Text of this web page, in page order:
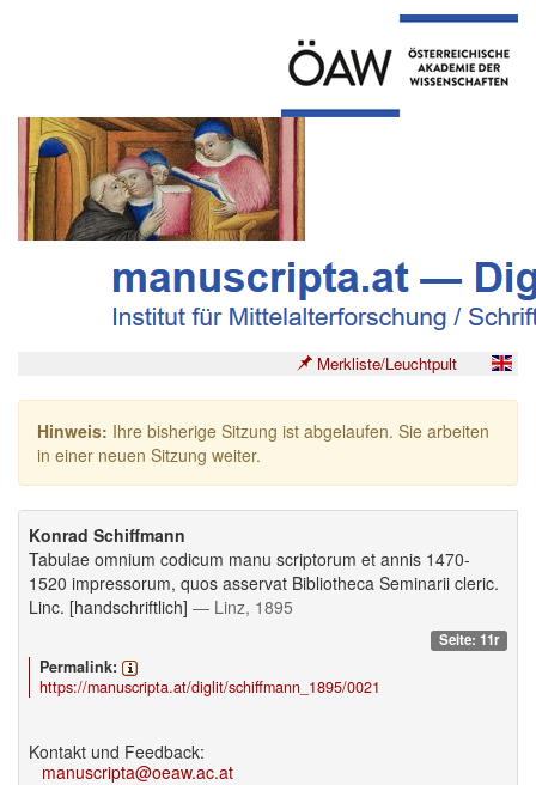
Merkliste/Leuchtpult
Hinweis: Ihre bisherige Sitzung ist abgelaufen. Sie arbeiten
in einer neuen Sitzung weiter.
Konrad Schiffmann
Tabulae omnium codicum manu scriptorum et annis 1470-
1520 impressorum, quos asservat Bibliotheca Seminarii cleric.
Linc. [handschriftlich] — Linz, 1895
Seite: 11r
Permalink:
https://manuscripta.at/diglit/schiffmann_1895/0021
Kontakt und Feedback:
manuscripta@oeaw.ac.at